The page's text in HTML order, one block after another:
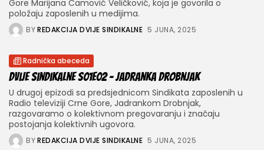
Gore Marijana Camović Veličković, koja je govorila o
položaju zaposlenih u medijima.
BYREDAKCIJA DVIJE SINDIKALNE 5 JUNA, 2025
Radnička abeceda
Dvije sindikalne S01E02 – Jadranka Drobnjak
U drugoj epizodi sa predsjednicom Sindikata zaposlenih u
Radio televiziji Crne Gore, Jadrankom Drobnjak,
razgovaramo o kolektivnom pregovaranju i značaju
postojanja kolektivnih ugovora.
BYREDAKCIJA DVIJE SINDIKALNE 5 JUNA, 2025